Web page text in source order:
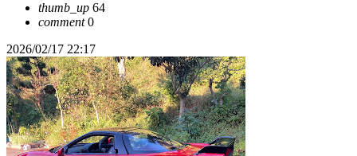
thumb_up 64
comment0
2026/02/17 22:17